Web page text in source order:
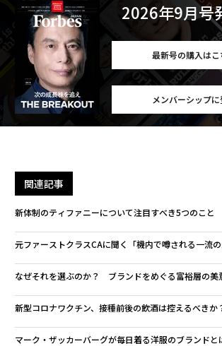
2026年9月号
最新号の購入はこ
メンバーシップに
関連記事
新体制のティファニーについて注目すべき5つのこと
元ファーストクラスCAに聞く「機内で噂される一流
なぜそれを選ぶのか？ ブランドをめぐる富裕層の美
新型コロナワクチン、接種前後の飲酒は控えるべきか
マーク・ザッカーバーグが毎日着る洋服のブランドと